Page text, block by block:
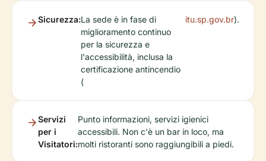
Sicurezza:La sede è in fase di
miglioramento continuo
per la sicurezza e
l'accessibilità, inclusa la
certificazione antincendio
(
itu.sp.gov.br).
Servizi
per i
Visitatori:
Punto informazioni, servizi igienici
accessibili. Non c'è un bar in loco, ma
molti ristoranti sono raggiungibili a piedi.